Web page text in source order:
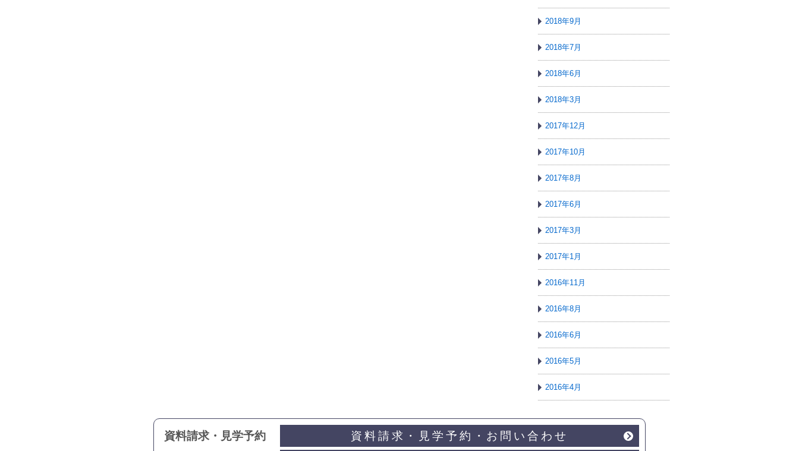
2018年9月
2018年7月
2018年6月
2018年3月
2017年12月
2017年10月
2017年8月
2017年6月
2017年3月
2017年1月
2016年11月
2016年8月
2016年6月
2016年5月
2016年4月
資料請求・見学予約 資料請求・見学予約・お問い合わせ